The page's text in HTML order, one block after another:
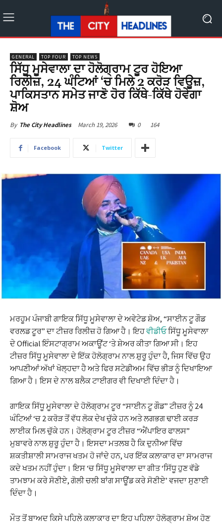
GENERAL TOP FOUR TOP NEWS
ਸਿੱਧੂ ਮੂਸੇਵਾਲਾ ਦਾ ਹੋਲੋਗ੍ਰਾਮ ਟੂਰ ਹੋਇਆ
ਰਿਲੀਜ਼, 24 ਘੰਟਿਆਂ ‘ਚ ਮਿਲੇ 2 ਕਰੋੜ ਵਿਊਜ਼,
ਪਾਕਿਸਤਾਨ ਸਮੇਤ ਜਾਣੋ ਹੋਰ ਕਿੱਥੇ-ਕਿੱਥੇ ਹੋਵੇਗਾ
ਸ਼ੋਅ
By The City Headlines March 19, 2026 0 164
Facebook Twitter
ਮਰਹੂਮ ਪੰਜਾਬੀ ਗਾਇਕ ਸਿੱਧੂ ਮੂਸੇਵਾਲਾ ਦੇ ਅਵੇਟੇਡ ਸ਼ੋਅ, “ਸਾਈਨ ਟੂ ਗੌਡ
ਵਰਲਡ ਟੂਰ” ਦਾ ਟੀਜ਼ਰ ਰਿਲੀਜ਼ ਹੋ ਗਿਆ ਹੈ। ਇਹਵੀਡੀਓਸਿੱਧੂ ਮੂਸੇਵਾਲਾ
ਦੇ Official ਇੰਸਟਾਗ੍ਰਾਮ ਅਕਾਊਂਟ ‘ਤੇ ਸ਼ੇਅਰ ਕੀਤਾ ਗਿਆ ਸੀ। ਇਹ
ਟੀਜ਼ਰ ਸਿੱਧੂ ਮੂਸੇਵਾਲਾ ਦੇ ਇੱਕ ਹੋਲੋਗ੍ਰਾਮ ਨਾਲ ਸ਼ੁਰੂ ਹੁੰਦਾ ਹੈ, ਜਿਸ ਵਿੱਚ ਉਹ
ਆਪਣੀਆਂ ਅੱਖਾਂ ਖੋਲ੍ਹਦਾ ਹੈ ਅਤੇ ਫਿਰ ਸਟੇਡੀਅਮ ਵਿੱਚ ਭੀੜ ਨੂੰ ਦਿਖਾਇਆ
ਗਿਆ ਹੈ। ਇਸ ਦੇ ਨਾਲ ਬਲੈਕ ਟਾਈਗਰ ਵੀ ਦਿਖਾਈ ਦਿੰਦਾ ਹੈ।
ਗਾਇਕ ਸਿੱਧੂ ਮੂਸੇਵਾਲਾ ਦੇ ਹੋਲੋਗ੍ਰਾਮ ਟੂਰ “ਸਾਈਨ ਟੂ ਗੌਡ” ਟੀਜ਼ਰ ਨੂੰ 24
ਘੰਟਿਆਂ ‘ਚ 2 ਕਰੋੜ ਤੋਂ ਵੱਧ ਲੋਕ ਦੇਖ ਚੁੱਕੇ ਹਨ ਅਤੇ ਲਗਭਗ ਢਾਈ ਕਰੜ
ਲਾਈਕ ਮਿਲ ਚੁੱਕੇ ਹਨ। ਹੋਲੋਗ੍ਰਾਮ ਟੂਰ ਟੀਜ਼ਰ “ਐਂਪਾਇਰ ਫਾਲਸ”
ਮੁਬਾਵਰੇ ਨਾਲ ਸ਼ੁਰੂ ਹੁੰਦਾ ਹੈ। ਇਸਦਾ ਮਤਲਬ ਹੈ ਕਿ ਦੁਨੀਆ ਵਿੱਚ
ਸ਼ਕਤੀਸ਼ਾਲੀ ਸਾਮਰਾਜ ਖਤਮ ਹੋ ਜਾਂਦੇ ਹਨ, ਪਰ ਇੱਕ ਕਲਾਕਾਰ ਦਾ ਸਾਮਰਾਜ
ਕਦੇ ਖਤਮ ਨਹੀਂ ਹੁੰਦਾ। ਇਸ ‘ਚ ਸਿੱਧੂ ਮੂਸੇਵਾਲਾ ਦਾ ਗੀਤ ‘ਸਿੱਧੂ ਹੁਣ ਵੱਡੇ
ਤਾਮਝਾਮ ਕਰੇ ਸੋਣੀਏ, ਗੋਲੀ ਚਲੀ ਬਾਂਗ ਸਾਊਂਡ ਕਰੇ ਸੋਣੀਏ’ ਵਜਦਾ ਸੁਣਾਈ
ਦਿੰਦਾ ਹੈ।
ਮੌਤ ਤੋਂ ਬਾਅਦ ਕਿਸੇ ਪਹਿਲੇ ਕਲਾਕਾਰ ਦਾ ਇਹ ਪਹਿਲਾ ਹੋਲੋਗ੍ਰਾਮ ਸ਼ੋਅ ਹੋਣ